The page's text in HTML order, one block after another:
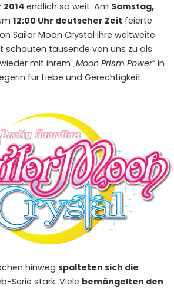
endlich so weit. Am Samstag,
12:00 Uhr deutscher Zeit feierte
Sailor Moon Crystal ihre weltweite
schauten tausende von uns zu als
mit ihrem „Moon Prism Power“ in
für Liebe und Gerechtigkeit
hinweg spalteten sich die
Serie stark. Viele bemängelten den